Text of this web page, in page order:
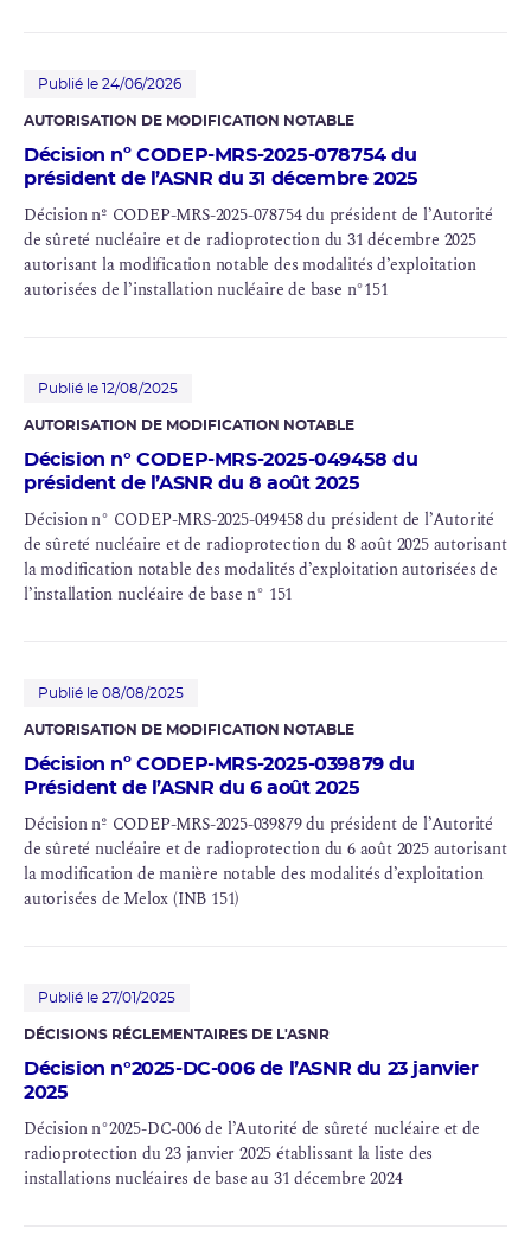
Publié le 24/06/2026
AUTORISATION DE MODIFICATION NOTABLE
Décision nº CODEP-MRS-2025-078754 du
président de l’ASNR du 31 décembre 2025
Décision nº CODEP-MRS-2025-078754 du président de l’Autorité
de sûreté nucléaire et de radioprotection du 31 décembre 2025
autorisant la modification notable des modalités d’exploitation
autorisées de l’installation nucléaire de base n°151
Publié le 12/08/2025
AUTORISATION DE MODIFICATION NOTABLE
Décision n° CODEP-MRS-2025-049458 du
président de l’ASNR du 8 août 2025
Décision n° CODEP-MRS-2025-049458 du président de l’Autorité
de sûreté nucléaire et de radioprotection du 8 août 2025 autorisant
la modification notable des modalités d’exploitation autorisées de
l’installation nucléaire de base n° 151
Publié le 08/08/2025
AUTORISATION DE MODIFICATION NOTABLE
Décision nº CODEP-MRS-2025-039879 du
Président de l’ASNR du 6 août 2025
Décision nº CODEP-MRS-2025-039879 du président de l’Autorité
de sûreté nucléaire et de radioprotection du 6 août 2025 autorisant
la modification de manière notable des modalités d’exploitation
autorisées de Melox (INB 151)
Publié le 27/01/2025
DÉCISIONS RÉGLEMENTAIRES DE L'ASNR
Décision n°2025-DC-006 de l’ASNR du 23 janvier
2025
Décision n°2025-DC-006 de l’Autorité de sûreté nucléaire et de
radioprotection du 23 janvier 2025 établissant la liste des
installations nucléaires de base au 31 décembre 2024